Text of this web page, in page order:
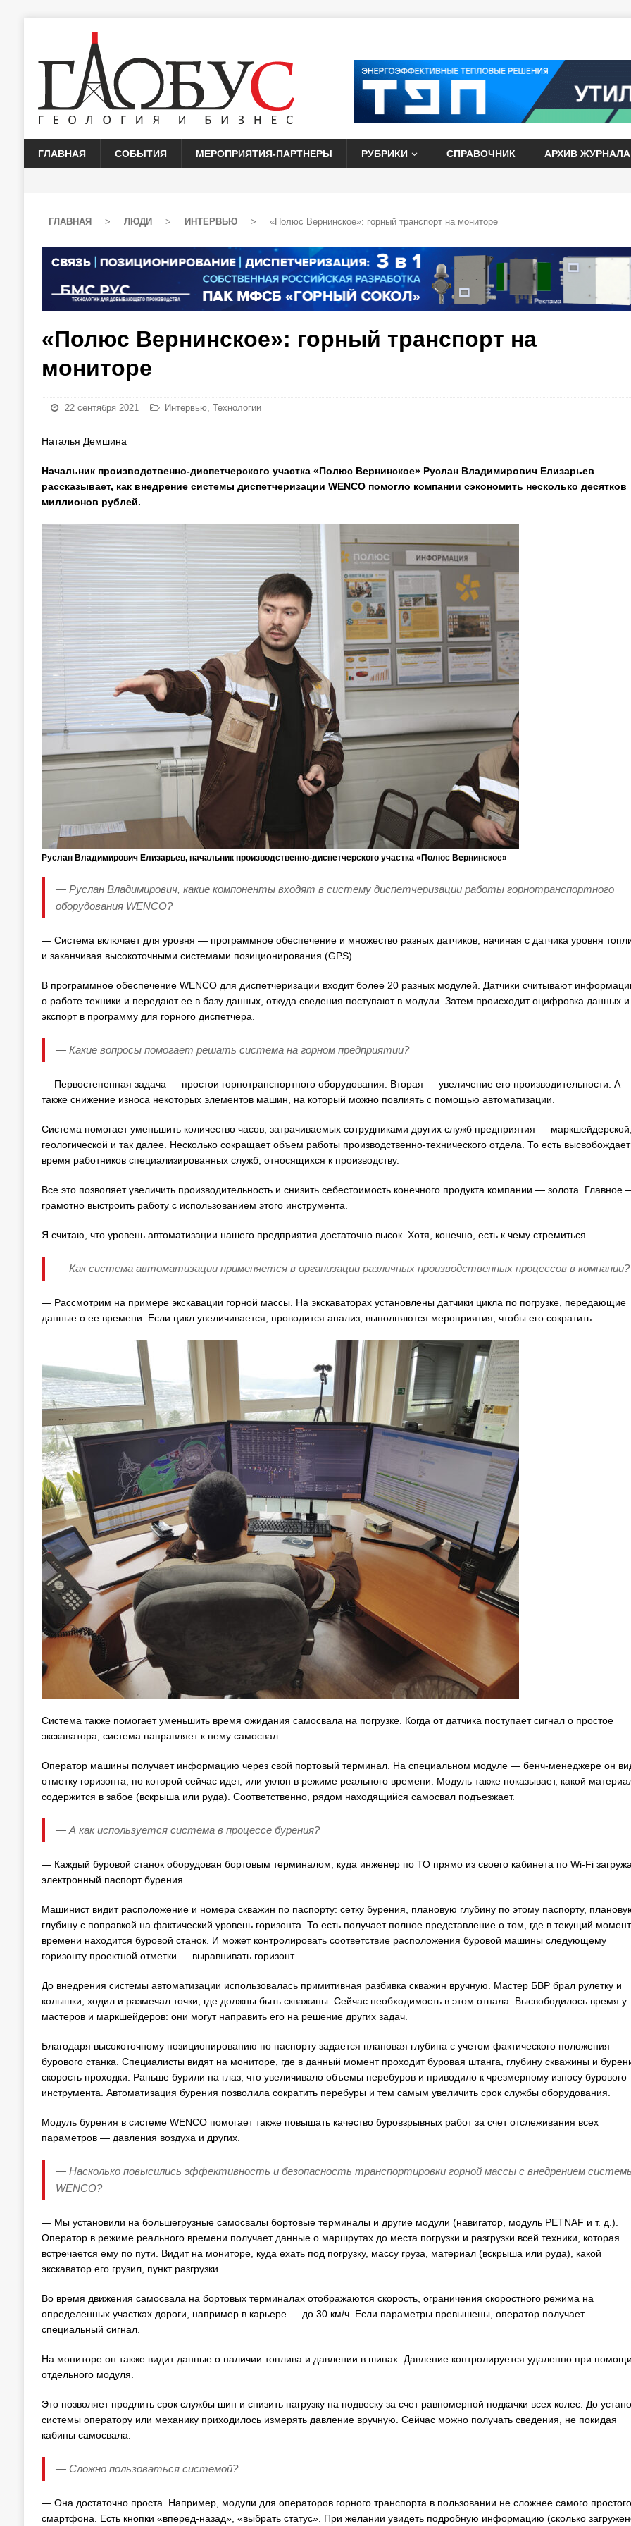
ГЛАВНАЯ СОБЫТИЯ МЕРОПРИЯТИЯ-ПАРТНЕРЫ РУБРИКИ СПРАВОЧНИК АРХИВ ЖУРНАЛА
ГЛАВНАЯ > ЛЮДИ > ИНТЕРВЬЮ > «Полюс Вернинское»: горный транспорт на мониторе
«Полюс Вернинское»: горный транспорт на
мониторе
22 сентября 2021 Интервью, Технологии
Наталья Демшина
Начальник производственно-диспетчерского участка «Полюс Вернинское» Руслан Владимирович Елизарьев
рассказывает, как внедрение системы диспетчеризации WENCO помогло компании сэкономить несколько десятков
миллионов рублей.
Руслан Владимирович Елизарьев, начальник производственно-диспетчерского участка «Полюс Вернинское»
— Руслан Владимирович, какие компоненты входят в систему диспетчеризации работы горнотранспортного
оборудования WENCO?
— Система включает для уровня — программное обеспечение и множество разных датчиков, начиная с датчика уровня
и заканчивая высокоточными системами позиционирования (GPS).
В программное обеспечение WENCO для диспетчеризации входит более 20 разных модулей. Датчики считывают
о работе техники и передают ее в базу данных, откуда сведения поступают в модули. Затем происходит оцифровка данных и
экспорт в программу для горного диспетчера.
— Какие вопросы помогает решать система на горном предприятии?
— Первостепенная задача — простои горнотранспортного оборудования. Вторая — увеличение его производительности. А
также снижение износа некоторых элементов машин, на который можно повлиять с помощью автоматизации.
Система помогает уменьшить количество часов, затрачиваемых сотрудниками других служб предприятия —
геологической и так далее. Несколько сокращает объем работы производственно-технического отдела. То есть высвобождает
время работников специализированных служб, относящихся к производству.
Все это позволяет увеличить производительность и снизить себестоимость конечного продукта компании — золота. Главное
грамотно выстроить работу с использованием этого инструмента.
Я считаю, что уровень автоматизации нашего предприятия достаточно высок. Хотя, конечно, есть к чему стремиться.
— Как система автоматизации применяется в организации различных производственных процессов в компании?
— Рассмотрим на примере экскавации горной массы. На экскаваторах установлены датчики цикла по погрузке, передающие
данные о ее времени. Если цикл увеличивается, проводится анализ, выполняются мероприятия, чтобы его сократить.
Система также помогает уменьшить время ожидания самосвала на погрузке. Когда от датчика поступает сигнал о простое
экскаватора, система направляет к нему самосвал.
Оператор машины получает информацию через свой портовый терминал. На специальном модуле — бенч-менеджере он
отметку горизонта, по которой сейчас идет, или уклон в режиме реального времени. Модуль также показывает, какой
содержится в забое (вскрыша или руда). Соответственно, рядом находящийся самосвал подъезжает.
— А как используется система в процессе бурения?
— Каждый буровой станок оборудован бортовым терминалом, куда инженер по ТО прямо из своего кабинета по Wi-Fi
электронный паспорт бурения.
Машинист видит расположение и номера скважин по паспорту: сетку бурения, плановую глубину по этому паспорту,
глубину с поправкой на фактический уровень горизонта. То есть получает полное представление о том, где в текущий момент
времени находится буровой станок. И может контролировать соответствие расположения буровой машины следующему
горизонту проектной отметки — выравнивать горизонт.
До внедрения системы автоматизации использовалась примитивная разбивка скважин вручную. Мастер БВР брал рулетку и
колышки, ходил и размечал точки, где должны быть скважины. Сейчас необходимость в этом отпала. Высвободилось время у
мастеров и маркшейдеров: они могут направить его на решение других задач.
Благодаря высокоточному позиционированию по паспорту задается плановая глубина с учетом фактического положения
бурового станка. Специалисты видят на мониторе, где в данный момент проходит буровая штанга, глубину скважины и
скорость проходки. Раньше бурили на глаз, что увеличивало объемы перебуров и приводило к чрезмерному износу бурового
инструмента. Автоматизация бурения позволила сократить перебуры и тем самым увеличить срок службы оборудования.
Модуль бурения в системе WENCO помогает также повышать качество буровзрывных работ за счет отслеживания всех
параметров — давления воздуха и других.
— Насколько повысились эффективность и безопасность транспортировки горной массы с внедрением
WENCO?
— Мы установили на большегрузные самосвалы бортовые терминалы и другие модули (навигатор, модуль PETNAF и т. д.).
Оператор в режиме реального времени получает данные о маршрутах до места погрузки и разгрузки всей техники, которая
встречается ему по пути. Видит на мониторе, куда ехать под погрузку, массу груза, материал (вскрыша или руда), какой
экскаватор его грузил, пункт разгрузки.
Во время движения самосвала на бортовых терминалах отображаются скорость, ограничения скоростного режима на
определенных участках дороги, например в карьере — до 30 км/ч. Если параметры превышены, оператор получает
специальный сигнал.
На мониторе он также видит данные о наличии топлива и давлении в шинах. Давление контролируется удаленно при
отдельного модуля.
Это позволяет продлить срок службы шин и снизить нагрузку на подвеску за счет равномерной подкачки всех колес. До
системы оператору или механику приходилось измерять давление вручную. Сейчас можно получать сведения, не покидая
кабины самосвала.
— Сложно пользоваться системой?
— Она достаточно проста. Например, модули для операторов горного транспорта в пользовании не сложнее самого простого
смартфона. Есть кнопки «вперед-назад», «выбрать статус». При желании увидеть подробную информацию (сколько